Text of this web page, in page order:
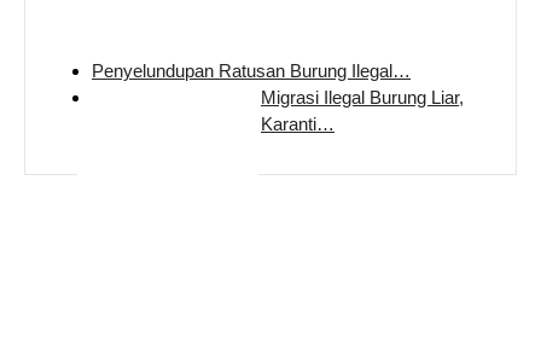
Penyelundupan Ratusan Burung Ilegal…
Migrasi Ilegal Burung Liar,
Karanti…